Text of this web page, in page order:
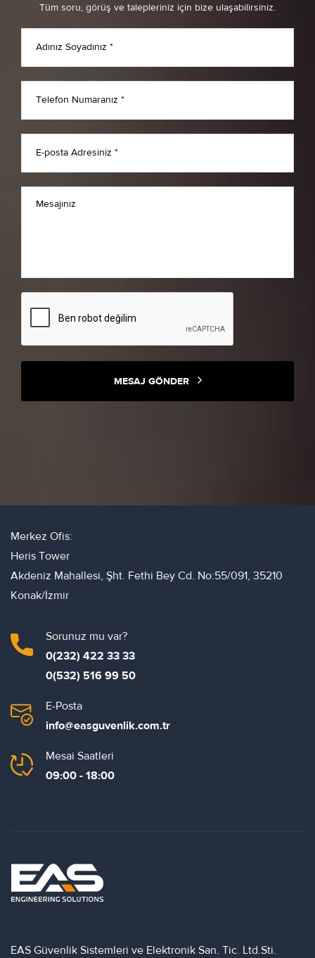
Tüm soru, görüş ve talepleriniz için bize ulaşabilirsiniz.
MESAJ GÖNDER
Merkez Ofis:
Heris Tower
Akdeniz Mahallesi, Şht. Fethi Bey Cd. No:55/091, 35210
Konak/İzmir
Sorunuz mu var?
0(232) 422 33 33
0(532) 516 99 50
E-Posta
info@easguvenlik.com.tr
Mesai Saatleri
09:00 - 18:00
EAS Güvenlik Sistemleri ve Elektronik San. Tic. Ltd.Sti.